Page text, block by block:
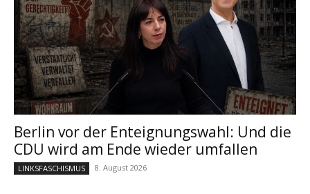
Berlin vor der Enteignungswahl: Und die
CDU wird am Ende wieder umfallen
LINKSFASCHISMUS 8. August 2026